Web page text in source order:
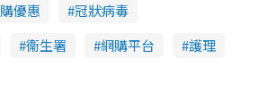
優惠
冠狀病毒
衞生署 網購平台
護理